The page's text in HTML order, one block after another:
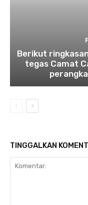
Berikut
tegas Camat
TINGGALKAN